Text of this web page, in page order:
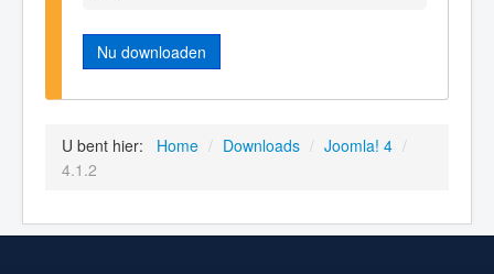
Nu downloaden
U bent hier: Home / Downloads / Joomla! 4 /
4.1.2